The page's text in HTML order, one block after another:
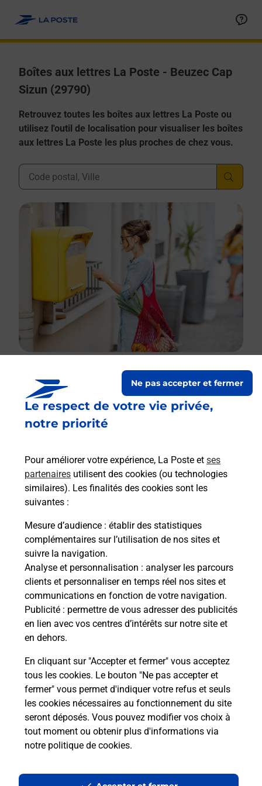
Le respect de votre vie privée,
notre priorité
Pour améliorer votre expérience, La Poste et ses
partenaires utilisent des cookies (ou technologies
similaires). Les finalités des cookies sont les
suivantes :
Mesure d’audience : établir des statistiques
complémentaires sur l’utilisation de nos sites et
suivre la navigation.
Analyse et personnalisation : analyser les parcours
clients et personnaliser en temps réel nos sites et
communications en fonction de votre navigation.
Publicité : permettre de vous adresser des publicités
en lien avec vos centres d’intérêts sur notre site et
en dehors.
En cliquant sur "Accepter et fermer" vous acceptez
tous les cookies. Le bouton "Ne pas accepter et
fermer" vous permet d'indiquer votre refus et seuls
les cookies nécessaires au fonctionnement du site
seront déposés. Vous pouvez modifier vos choix à
tout moment ou obtenir plus d'informations via
notre politique de cookies.
Ne pas accepter et fermer
Boîtes aux lettres La Poste - Beuzec Cap
Sizun (29790)
Retrouvez toutes les boîtes aux lettres La Poste ou
utilisez l'outil de localisation pour visualiser les boîtes
aux lettres La Poste les plus proches de chez vous.
Ville, Département, Code Postal
Boîte aux lettres La Poste
Collecte du courrier aujourd'hui à
6 Place De La Mairie
Beuzec Cap Sizun
Itinéraire
Le lien s'ouvre dans un nouvel onglet
Boîte aux lettres La Poste
Prochaine collecte du courriersamedi à 09h00
185 Rue An Avel Mor Coat Pin
29790
Beuzec Cap Sizun
Itinéraire
Le lien s'ouvre dans un nouvel onglet
Localiser Liste Boîtes aux lettres
Finistère
Beuzec Cap Sizun